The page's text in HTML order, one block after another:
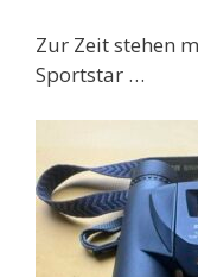
Zur Zeit stehen
Sportstar …